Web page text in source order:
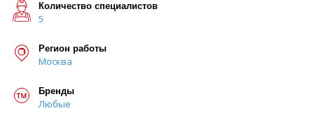
Количество специалистов
5
Регион работы
Москва
Бренды
Любые